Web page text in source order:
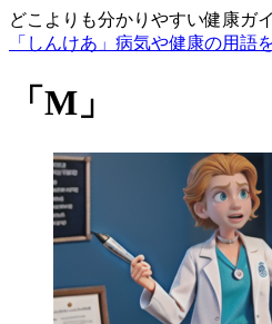
どこよりも分かりやすい健康ガ
「しんけあ」病気や健康の用語
「M」